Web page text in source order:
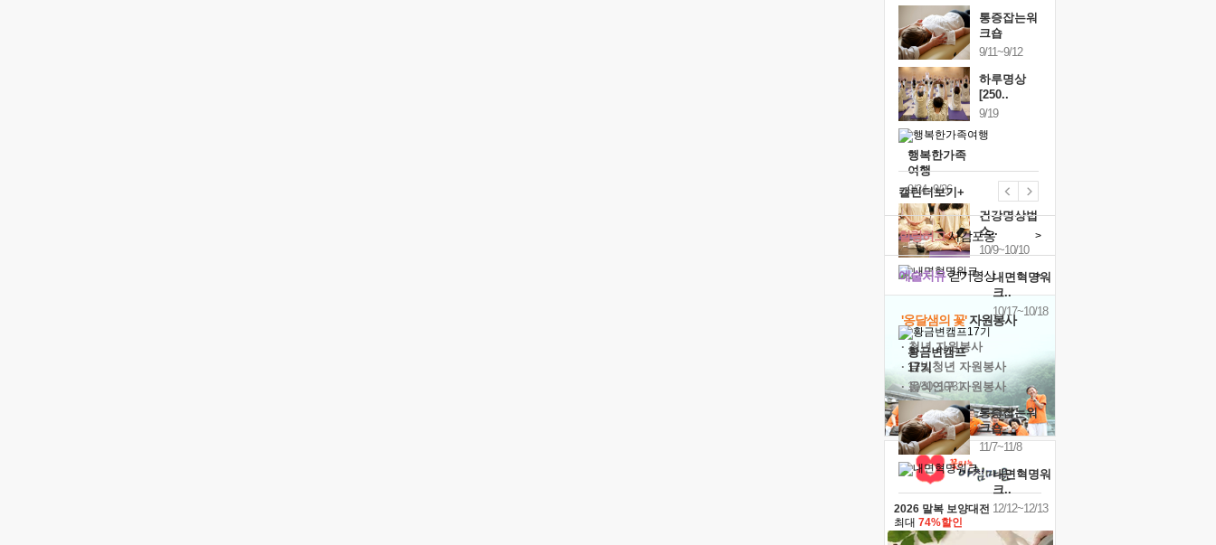
통증잡는워
크숍
9/11~9/12
하루명상
[250..
9/19
행복한가족
여행
9/24~9/26
건강명상법
스..
10/9~10/10
내면혁명워
크..
10/17~10/18
황금변캠프
17기
10/30~10/31
통증잡는워
크숍
11/7~11/8
내면혁명워
크..
12/12~12/13
캘린더보기+
예술치유걷기명상 >
힐링허그사감포옹 >
'옹달샘의 꽃'자원봉사
· 청년 자원봉사
· 금빛청년 자원봉사
· 음식연구 자원봉사
2026 말복 보양대전
최대 74%할인